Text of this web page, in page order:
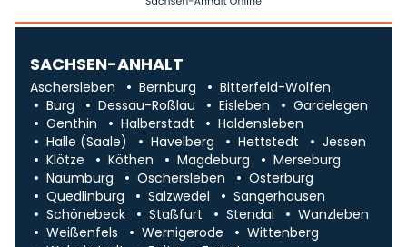
SACHSEN-ANHALT
Aschersleben Bernburg
Bitterfeld-Wolfen
Burg
Dessau-Roßlau Eisleben
Gardelegen
Genthin
Halberstadt
Haldensleben
Halle (Saale)
Havelberg Hettstedt
Jessen
Klötze
Köthen Magdeburg
Merseburg
Naumburg
Oschersleben
Osterburg
Quedlinburg
Salzwedel
Sangerhausen
Schönebeck
Staßfurt Stendal
Wanzleben
Weißenfels
Wernigerode
Wittenberg